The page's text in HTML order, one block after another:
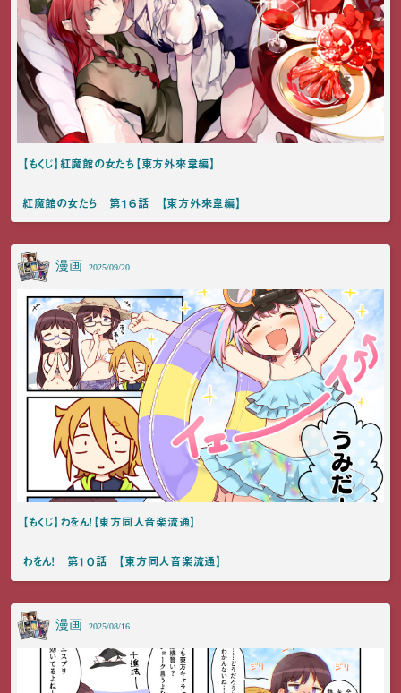
【もくじ】紅魔館の女たち【東方外來韋編】
紅魔館の女たち 第１６話 【東方外來韋編】
漫画 2025/09/20
【もくじ】わをん！【東方同人音楽流通】
わをん！ 第１０話 【東方同人音楽流通】
漫画 2025/08/16